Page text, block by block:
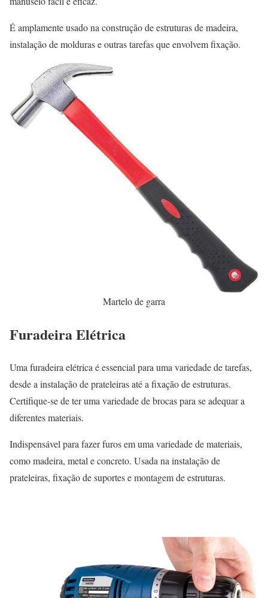
É amplamente usado na construção de estruturas de madeira,
instalação de molduras e outras tarefas que envolvem fixação.
Martelo de garra
Furadeira Elétrica
Uma furadeira elétrica é essencial para uma variedade de tarefas,
desde a instalação de prateleiras até a fixação de estruturas.
Certifique-se de ter uma variedade de brocas para se adequar a
diferentes materiais.
Indispensável para fazer furos em uma variedade de materiais,
como madeira, metal e concreto. Usada na instalação de
prateleiras, fixação de suportes e montagem de estruturas.